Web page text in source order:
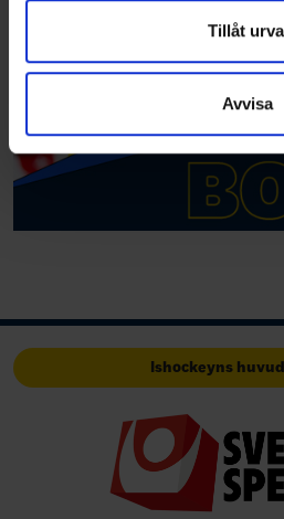
Dessa kan i sin tur kombinera
information som du har
samlat in när du har använt deras
Tillåt
Avvisa
Ishockeyns